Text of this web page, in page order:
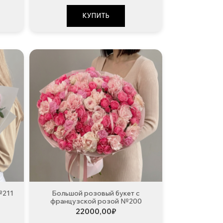
составляла
56500,00₽.
КУПИТЬ
Большой розовый букет с
французской розой №200
22000,00₽